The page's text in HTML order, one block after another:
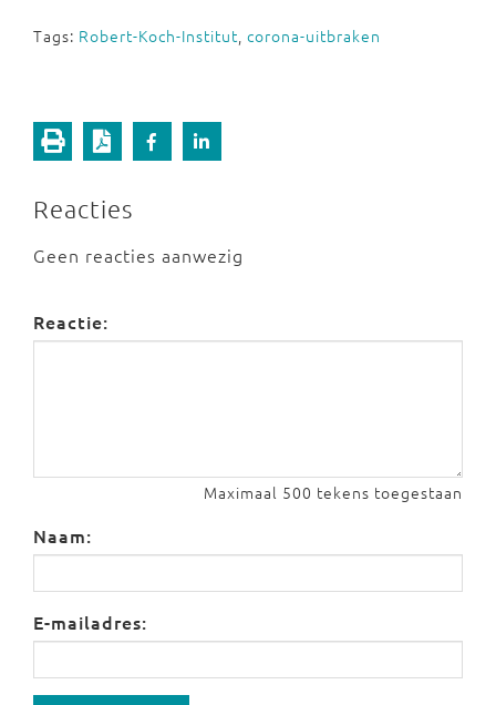
Tags: Robert-Koch-Institut, corona-uitbraken
Reacties
Geen reacties aanwezig
Reactie:
Maximaal 500 tekens toegestaan
Naam:
E-mailadres: